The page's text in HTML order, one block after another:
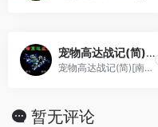
宠物高达战记(简)[南晶科技](CN)[RPG](8Mb)
宠物高达战记(简)[南晶科技](CN)[RPG](8Mb)
暂无评论